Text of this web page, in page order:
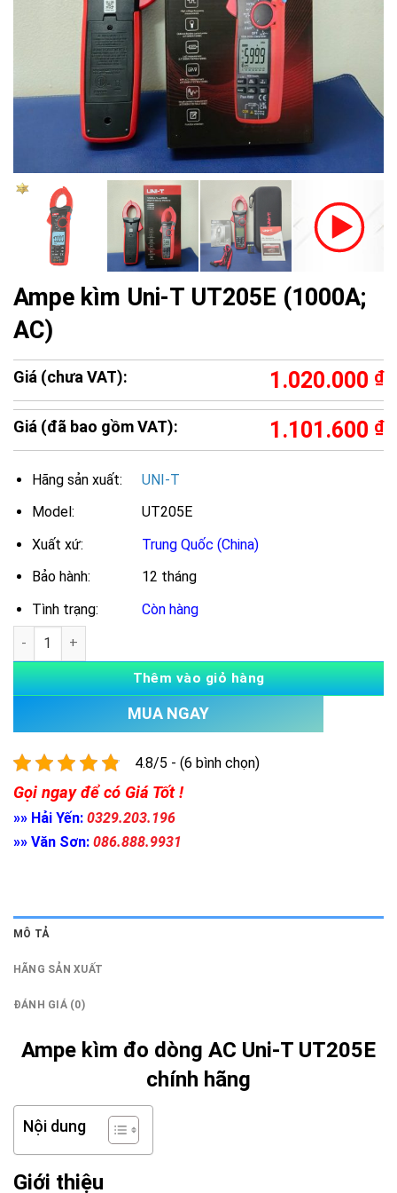
Ampe kìm Uni-T UT205E (1000A;
AC)
Giá (chưa VAT): 1.020.000 ₫
Giá (đã bao gồm VAT): 1.101.600 ₫
Hãng sản xuất:
UNI-T
Model:
UT205E
Xuất xứ:
Trung Quốc (China)
Bảo hành:
12 tháng
Tình trạng:
Còn hàng
Số lượng
Thêm vào giỏ hàng
MUA NGAY
4.8/5 - (6 bình chọn)
Gọi ngay để có Giá Tốt !
»» Hải Yến: 0329.203.196
»» Văn Sơn: 086.888.9931
MÔ TẢ
HÃNG SẢN XUẤT
ĐÁNH GIÁ (0)
Ampe kìm đo dòng AC Uni-T UT205E
chính hãng
Nội dung
Giới thiệu